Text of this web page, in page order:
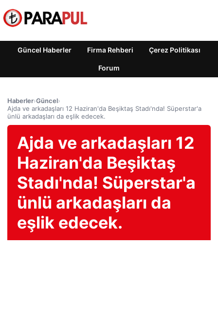
Güncel Haberler Firma Rehberi Çerez Politikası
Forum
Haberler›Güncel›
Ajda ve arkadaşları 12 Haziran'da Beşiktaş Stadı'nda! Süperstar'a
ünlü arkadaşları da eşlik edecek.
Ajda ve arkadaşları 12
Haziran'da Beşiktaş
Stadı'nda! Süperstar'a
ünlü arkadaşları da
eşlik edecek.